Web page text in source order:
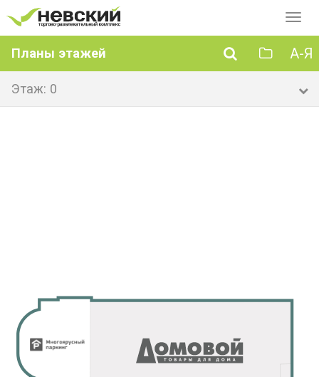
Планы этажей А-Я
Этаж: 0